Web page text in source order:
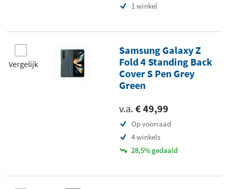
1 winkel
Vergelijk
Samsung Galaxy Z
Fold 4 Standing Back
Cover S Pen Grey
Green
v.a. € 49,99
Op voorraad
4 winkels
28,5% gedaald